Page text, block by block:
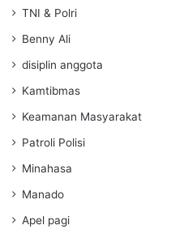
TNI & Polri
Benny Ali
disiplin anggota
Kamtibmas
Keamanan Masyarakat
Patroli Polisi
Minahasa
Manado
Apel pagi